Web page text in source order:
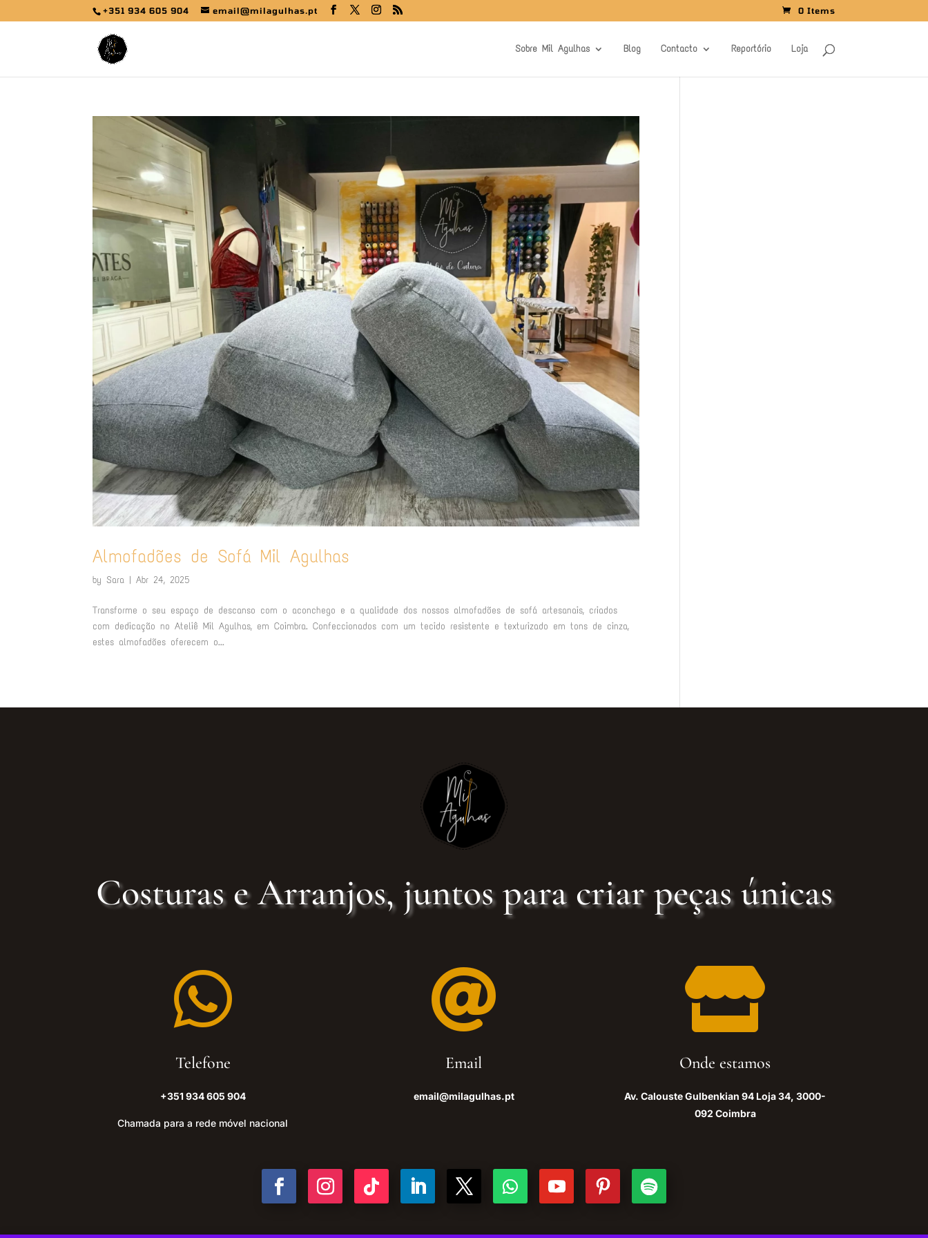
+351 934 605 904 email@milagulhas.pt 0 Items
Sobre Mil Agulhas Blog Contacto Reportório Loja
Almofadões de Sofá Mil Agulhas
bySara |Abr 24, 2025
Transforme o seu espaço de descanso com o aconchego e a qualidade dos nossos almofadões de sofá artesanais, criados
com dedicação no Ateliê Mil Agulhas, em Coimbra. Confeccionados com um tecido resistente e texturizado em tons de cinza,
estes almofadões oferecem o...
Costuras e Arranjos, juntos para criar peças únicas

Telefone
+351 934 605 904
Chamada para a rede móvel nacional

Email
email@milagulhas.pt

Onde estamos
Av. Calouste Gulbenkian 94 Loja 34, 3000-
092 Coimbra